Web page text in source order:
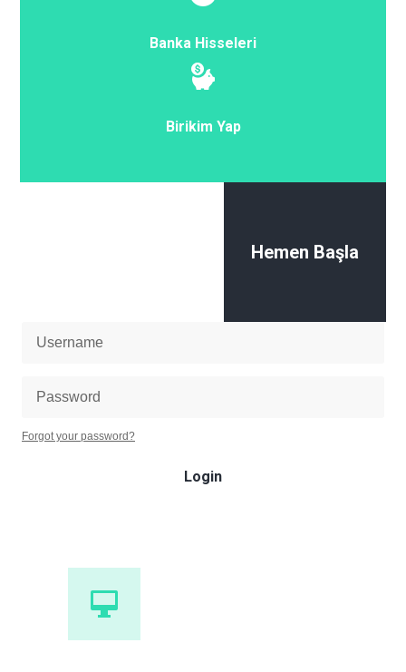
Banka Hisseleri
Birikim Yap
Hemen Başla
Forgot your password?
Login